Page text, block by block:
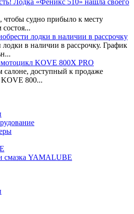
Лодка «Феникс 510» нашла своего
судно прибыло к месту
лодки в наличии в рассрочку
в наличии в рассрочку. График
KOVE 800X PRO
доступный к продаже
800...
смазка YAMALUBE